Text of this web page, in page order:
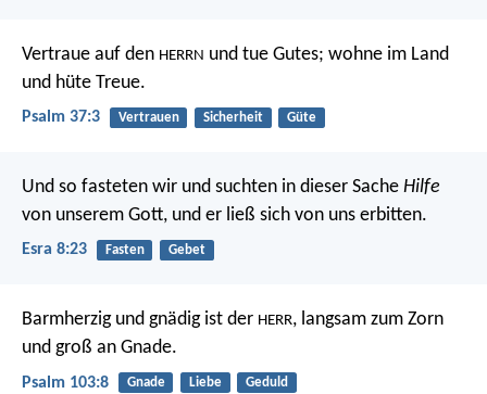
Vertraue auf den HERRN und tue Gutes; wohne im Land
und hüte Treue.
Psalm 37:3 Vertrauen Sicherheit Güte
Und so fasteten wir und suchten in dieser Sache Hilfe
von unserem Gott, und er ließ sich von uns erbitten.
Esra 8:23 Fasten Gebet
Barmherzig und gnädig ist der HERR, langsam zum Zorn
und groß an Gnade.
Psalm 103:8 Gnade Liebe Geduld